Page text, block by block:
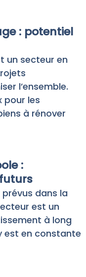
: potentiel
un secteur en
l’ensemble.
pour les
à rénover
:
dans la
est un
à long
est en constante